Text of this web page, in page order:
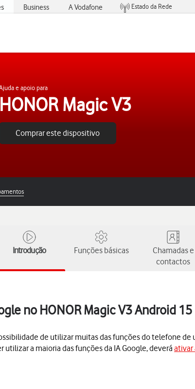
Business A Vodafone
Estado da Rede
e apoio para
HONOR Magic V3
Comprar este dispositivo
Introdução Funções básicas
Chamadas e
contactos
no HONOR Magic V3 Android 15
de utilizar muitas das funções do telefone
utilizar a maioria das funções da IA Google, deverá ativar